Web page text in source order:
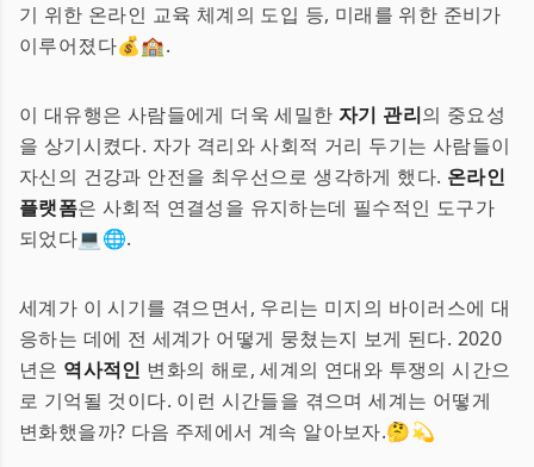
기 위한 온라인 교육 체계의 도입 등, 미래를 위한 준비가
이루어졌다💰🏫.
이 대유행은 사람들에게 더욱 세밀한 자기 관리의 중요성
을 상기시켰다. 자가 격리와 사회적 거리 두기는 사람들이
자신의 건강과 안전을 최우선으로 생각하게 했다. 온라인
플랫폼은 사회적 연결성을 유지하는데 필수적인 도구가
되었다💻🌐.
세계가 이 시기를 겪으면서, 우리는 미지의 바이러스에 대
응하는 데에 전 세계가 어떻게 뭉쳤는지 보게 된다. 2020
년은 역사적인 변화의 해로, 세계의 연대와 투쟁의 시간으
로 기억될 것이다. 이런 시간들을 겪으며 세계는 어떻게
변화했을까? 다음 주제에서 계속 알아보자.🤔💫